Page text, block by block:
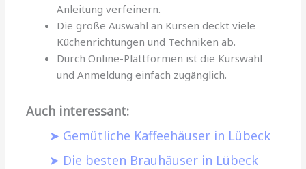
Anleitung verfeinern.
Die große Auswahl an Kursen deckt viele
Küchenrichtungen und Techniken ab.
Durch Online-Plattformen ist die Kurswahl
und Anmeldung einfach zugänglich.
Auch interessant:
Gemütliche Kaffeehäuser in Lübeck
Die besten Brauhäuser in Lübeck